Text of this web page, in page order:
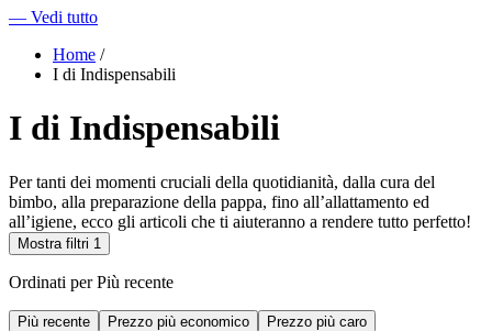
― Vedi tutto
Home /
I di Indispensabili
I di Indispensabili
Per tanti dei momenti cruciali della quotidianità, dalla cura del
bimbo, alla preparazione della pappa, fino all’allattamento ed
all’igiene, ecco gli articoli che ti aiuteranno a rendere tutto perfetto!
Mostra filtri 1
Ordinati perPiù recente
Più recente Prezzo più economico Prezzo più caro